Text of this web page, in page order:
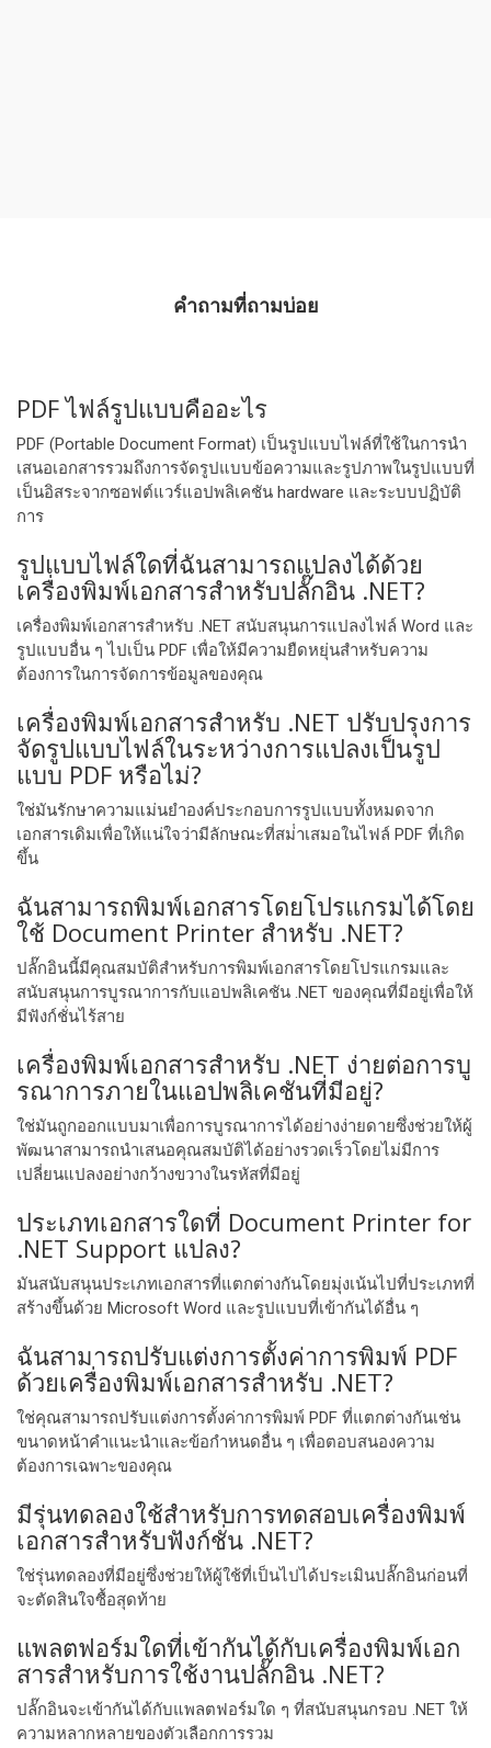
คําถามที่ถามบ่อย
PDF ไฟล์รูปแบบคืออะไร
PDF (Portable Document Format) เป็นรูปแบบไฟล์ที่ใช้ในการนํา
เสนอเอกสารรวมถึงการจัดรูปแบบข้อความและรูปภาพในรูปแบบที่
เป็นอิสระจากซอฟต์แวร์แอปพลิเคชัน hardware และระบบปฏิบัติ
การ
รูปแบบไฟล์ใดที่ฉันสามารถแปลงได้ด้วย
เครื่องพิมพ์เอกสารสําหรับปลั๊กอิน .NET?
เครื่องพิมพ์เอกสารสําหรับ .NET สนับสนุนการแปลงไฟล์ Word และ
รูปแบบอื่น ๆ ไปเป็น PDF เพื่อให้มีความยืดหยุ่นสําหรับความ
ต้องการในการจัดการข้อมูลของคุณ
เครื่องพิมพ์เอกสารสําหรับ .NET ปรับปรุงการ
จัดรูปแบบไฟล์ในระหว่างการแปลงเป็นรูป
แบบ PDF หรือไม่?
ใช่มันรักษาความแม่นยําองค์ประกอบการรูปแบบทั้งหมดจาก
เอกสารเดิมเพื่อให้แน่ใจว่ามีลักษณะที่สม่ําเสมอในไฟล์ PDF ที่เกิด
ขึ้น
ฉันสามารถพิมพ์เอกสารโดยโปรแกรมได้โดย
ใช้ Document Printer สําหรับ .NET?
ปลั๊กอินนี้มีคุณสมบัติสําหรับการพิมพ์เอกสารโดยโปรแกรมและ
สนับสนุนการบูรณาการกับแอปพลิเคชัน .NET ของคุณที่มีอยู่เพื่อให้
มีฟังก์ชั่นไร้สาย
เครื่องพิมพ์เอกสารสําหรับ .NET ง่ายต่อการบู
รณาการภายในแอปพลิเคชันที่มีอยู่?
ใช่มันถูกออกแบบมาเพื่อการบูรณาการได้อย่างง่ายดายซึ่งช่วยให้ผู้
พัฒนาสามารถนําเสนอคุณสมบัติได้อย่างรวดเร็วโดยไม่มีการ
เปลี่ยนแปลงอย่างกว้างขวางในรหัสที่มีอยู่
ประเภทเอกสารใดที่ Document Printer for
.NET Support แปลง?
มันสนับสนุนประเภทเอกสารที่แตกต่างกันโดยมุ่งเน้นไปที่ประเภทที่
สร้างขึ้นด้วย Microsoft Word และรูปแบบที่เข้ากันได้อื่น ๆ
ฉันสามารถปรับแต่งการตั้งค่าการพิมพ์ PDF
ด้วยเครื่องพิมพ์เอกสารสําหรับ .NET?
ใช่คุณสามารถปรับแต่งการตั้งค่าการพิมพ์ PDF ที่แตกต่างกันเช่น
ขนาดหน้าคําแนะนําและข้อกําหนดอื่น ๆ เพื่อตอบสนองความ
ต้องการเฉพาะของคุณ
มีรุ่นทดลองใช้สําหรับการทดสอบเครื่องพิมพ์
เอกสารสําหรับฟังก์ชั่น .NET?
ใช่รุ่นทดลองที่มีอยู่ซึ่งช่วยให้ผู้ใช้ที่เป็นไปได้ประเมินปลั๊กอินก่อนที่
จะตัดสินใจซื้อสุดท้าย
แพลตฟอร์มใดที่เข้ากันได้กับเครื่องพิมพ์เอก
สารสําหรับการใช้งานปลั๊กอิน .NET?
ปลั๊กอินจะเข้ากันได้กับแพลตฟอร์มใด ๆ ที่สนับสนุนกรอบ .NET ให้
ความหลากหลายของตัวเลือกการรวม